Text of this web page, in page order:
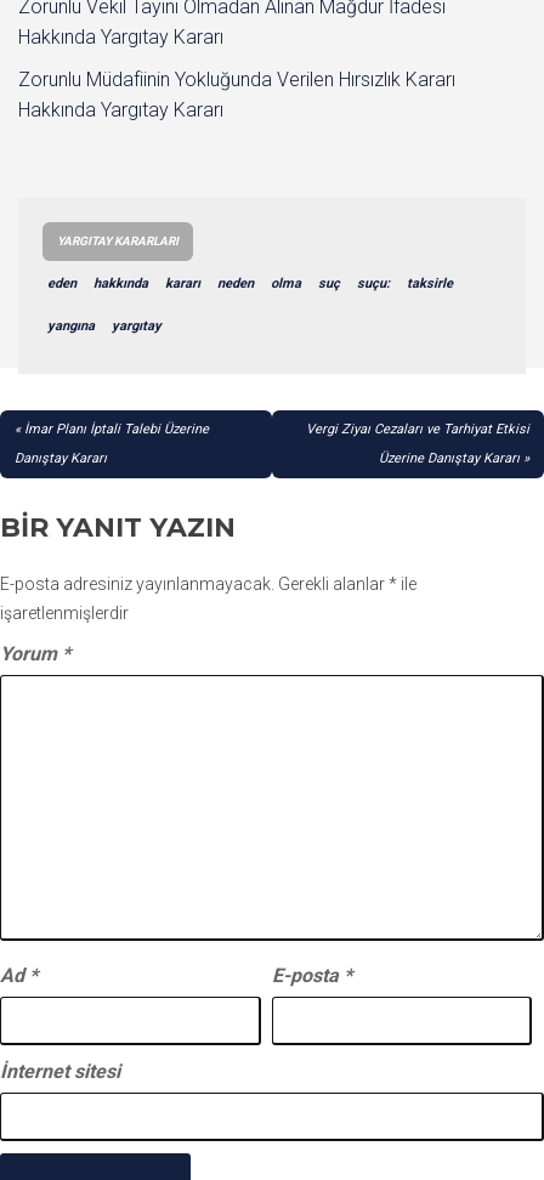
Zorunlu Vekil Tayini Olmadan Alınan Mağdur İfadesi
Hakkında Yargıtay Kararı
Zorunlu Müdafiinin Yokluğunda Verilen Hırsızlık Kararı
Hakkında Yargıtay Kararı
YARGITAY KARARLARI
eden hakkında kararı neden olma suç suçu: taksirle
yangına yargıtay
YAZI
GEZINMESI
İmar Planı İptali Talebi Üzerine
Danıştay Kararı
Vergi Ziyaı Cezaları ve Tarhiyat Etkisi
Üzerine Danıştay Kararı
BIR YANIT YAZIN
E-posta adresiniz yayınlanmayacak. Gerekli alanlar* ile
işaretlenmişlerdir
Yorum *
Ad * E-posta *
İnternet sitesi